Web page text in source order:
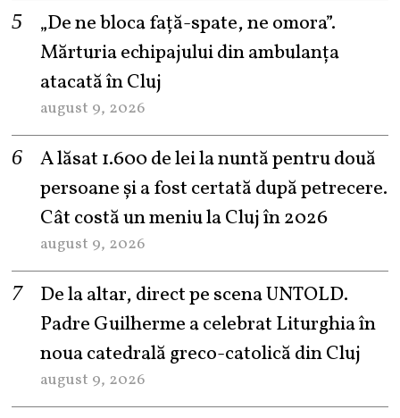
„De ne bloca față-spate, ne omora”.
Mărturia echipajului din ambulanța
atacată în Cluj
august 9, 2026
A lăsat 1.600 de lei la nuntă pentru două
persoane și a fost certată după petrecere.
Cât costă un meniu la Cluj în 2026
august 9, 2026
De la altar, direct pe scena UNTOLD.
Padre Guilherme a celebrat Liturghia în
noua catedrală greco-catolică din Cluj
august 9, 2026